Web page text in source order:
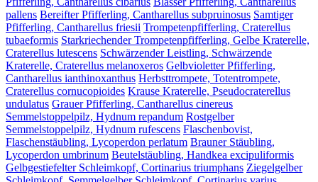
pallens Bereifter Pfifferling, Cantharellus subpruinosus Samtiger
Pfifferling, Cantharellus friesii Trompetenpfifferling, Craterellus
tubaeformis Starkriechender Trompetenpfifferling, Gelbe Kraterelle,
Craterellus lutescens Schwärzender Leistling, Schwärzende
Kraterelle, Craterellus melanoxeros Gelbvioletter Pfifferling,
Cantharellus ianthinoxanthus Herbsttrompete, Totentrompete,
Craterellus cornucopioides Krause Kraterelle, Pseudocraterellus
undulatus Grauer Pfifferling, Cantharellus cinereus
Semmelstoppelpilz, Hydnum repandum Rostgelber
Semmelstoppelpilz, Hydnum rufescens Flaschenbovist,
Flaschenstäubling, Lycoperdon perlatum Brauner Stäubling,
Lycoperdon umbrinum Beutelstäubling, Handkea excipuliformis
Gelbgestiefelter Schleimkopf, Cortinarius triumphans Ziegelgelber